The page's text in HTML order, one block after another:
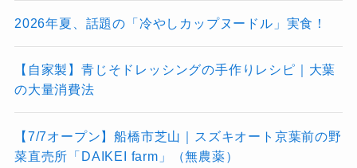
2026年夏、話題の「冷やしカップヌードル」実食！
【自家製】青じそドレッシングの手作りレシピ｜大葉
の大量消費法
【7/7オープン】船橋市芝山｜スズキオート京葉前の野
菜直売所「DAIKEI farm」（無農薬）